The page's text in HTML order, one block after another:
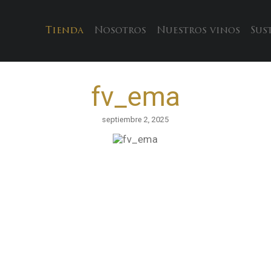
Tienda Nosotros Nuestros vinos
fv_ema
septiembre 2, 2025